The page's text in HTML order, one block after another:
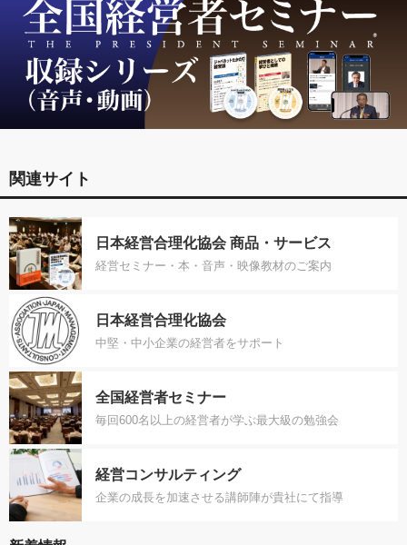
関連サイト
日本経営合理化協会 商品・サービス
経営セミナー・本・音声・映像教材のご案内
日本経営合理化協会
中堅・中小企業の経営者をサポート
全国経営者セミナー
毎回600名以上の経営者が学ぶ最大級の勉強会
経営コンサルティング
企業の成長を加速させる講師陣が貴社にて指導